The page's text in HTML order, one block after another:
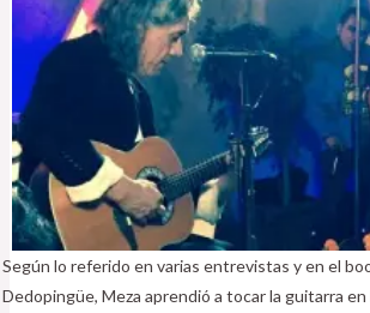
Según lo referido en varias entrevistas y en el
Dedopingüe, Meza aprendió a tocar la guitarra en